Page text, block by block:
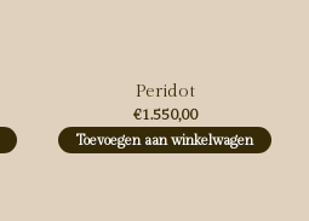
Peridot
€1.550,00
Toevoegen aan winkelwagen